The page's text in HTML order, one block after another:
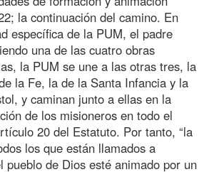
la continuación del camino. En
específica de la PUM, el padre
una de las cuatro obras
la PUM se une a las otras tres, la
la Fe, la de la Santa Infancia y la
y caminan junto a ellas en la
de los misioneros en todo el
20 del Estatuto. Por tanto, “la
los que están llamados a
pueblo de Dios esté animado por un